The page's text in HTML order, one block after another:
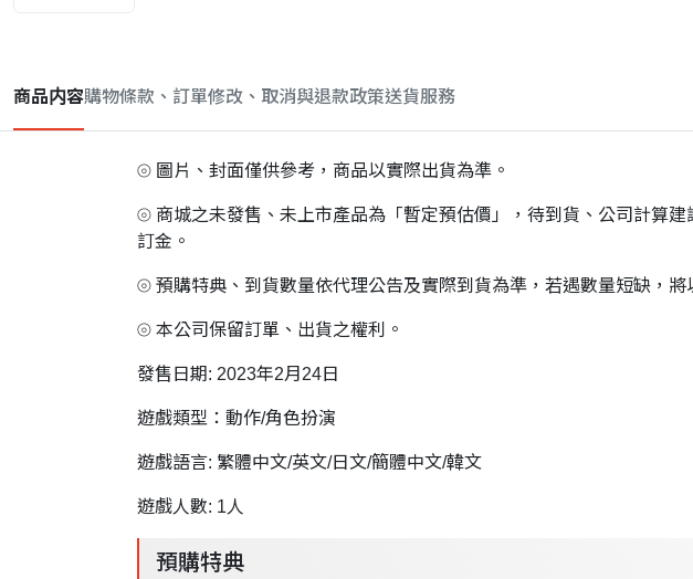
商品内容購物條款、訂單修改、取消與退款政策送貨服務
⦾ 圖片、封面僅供參考，商品以實際出貨為準。
⦾ 商城之未發售、未上市產品為「暫定預估價」，待到貨、公司計算
訂金。
⦾ 預購特典、到貨數量依代理公告及實際到貨為準，若遇數量短缺，將
⦾ 本公司保留訂單、出貨之權利。
發售日期: 2023年2月24日
遊戲類型：動作/角色扮演
遊戲語言: 繁體中文/英文/日文/簡體中文/韓文
遊戲人數: 1人
預購特典